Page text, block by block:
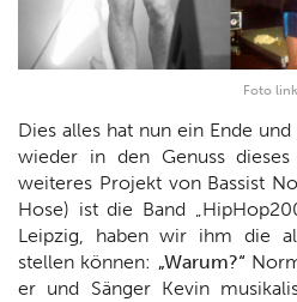
Foto
Dies alles hat nun ein Ende
wieder in den Genuss
weiteres Projekt von Bassist
Hose) ist die Band
Leipzig, haben wir ihm die
stellen können: „Warum?“
er und Sänger Kevin